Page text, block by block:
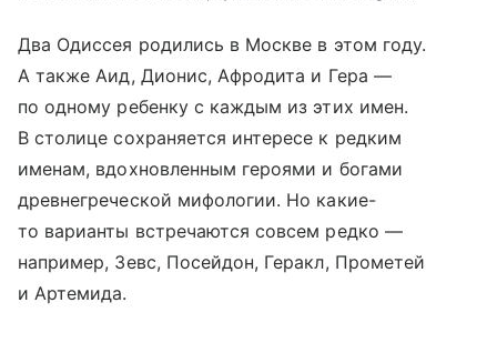
Два Одиссея родились в Москве в этом году.
А также Аид, Дионис, Афродита и Гера —
по одному ребенку с каждым из этих имен.
В столице сохраняется интересе к редким
именам, вдохновленным героями и богами
древнегреческой мифологии. Но какие-
то варианты встречаются совсем редко —
например, Зевс, Посейдон, Геракл, Прометей
и Артемида.